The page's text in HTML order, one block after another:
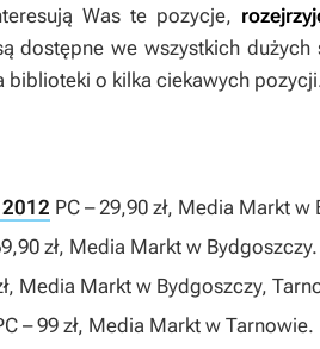
Was te pozycje,
dostępne we wszystkich
biblioteki o kilka ciekawych
2012 PC – 29,90 zł, Media Markt w
zł, Media Markt w Bydgoszczy.
Media Markt w Bydgoszczy,
– 99 zł, Media Markt w Tarnowie.